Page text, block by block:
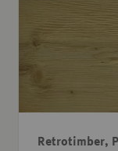
Retrotimber,